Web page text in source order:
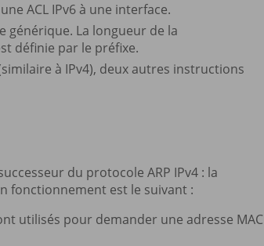
ACL IPv6 à une interface.
générique. La longueur de la
définie par le préfixe.
à IPv4), deux autres instructions
du protocole ARP IPv4 : la
fonctionnement est le suivant :
utilisés pour demander une adresse MAC